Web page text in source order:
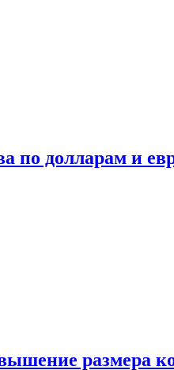
по долларам и
размера